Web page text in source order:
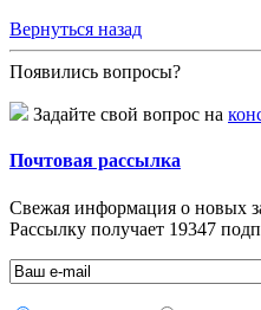
Вернуться назад
Появились вопросы?
Задайте свой вопрос на
Почтовая рассылка
Свежая информация о новых
Рассылку получает 19347